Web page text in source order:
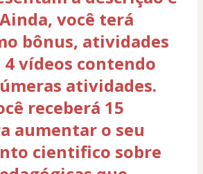
você terá
bônus, atividades
vídeos contendo
atividades.
receberá 15
aumentar o seu
cientifico sobre